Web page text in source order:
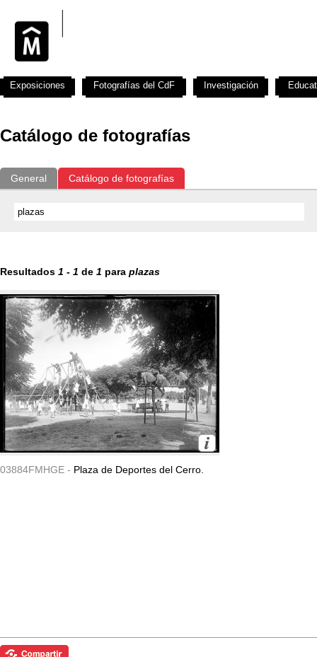
Catálogo de fotografías
General Catálogo de fotografías
Resultados 1 - 1 de 1 para plazas
03884FMHGE - Plaza de Deportes del Cerro.
Exposiciones Fotografías del CdF Investigación